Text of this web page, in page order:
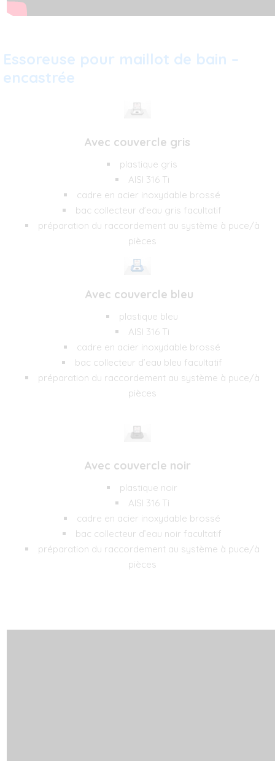
Essoreuse pour maillot de bain –
encastrée
Avec couvercle gris
plastique gris
AISI 316 Ti
cadre en acier inoxydable brossé
bac collecteur d’eau gris facultatif
préparation du raccordement au système à puce/à
pièces
Avec couvercle bleu
plastique bleu
AISI 316 Ti
cadre en acier inoxydable brossé
bac collecteur d’eau bleu facultatif
préparation du raccordement au système à puce/à
pièces
Avec couvercle noir
plastique noir
AISI 316 Ti
cadre en acier inoxydable brossé
bac collecteur d’eau noir facultatif
préparation du raccordement au système à puce/à
pièces